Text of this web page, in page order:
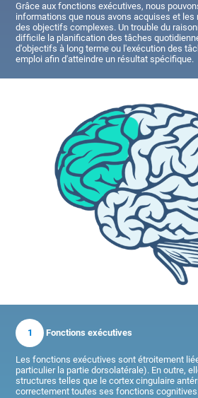
Grâce aux fonctions exécutives, nous
informations que nous avons acquises et les
des objectifs complexes. Un trouble du
difficile la planification des tâches
d'objectifs à long terme ou l'exécution des
emploi afin d'atteindre un résultat spécifique.
1 Fonctions exécutives
Les fonctions exécutives sont étroitement
particulier la partie dorsolatérale). En outre,
structures telles que le cortex cingulaire
correctement toutes ses fonctions